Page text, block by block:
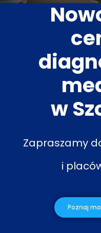
w
Zapraszamy
i
Poznaj